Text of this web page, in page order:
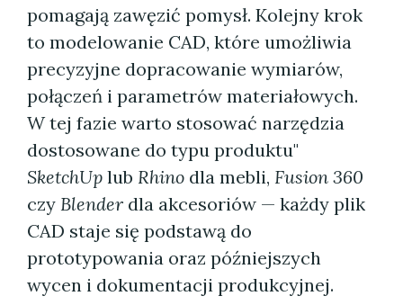
pomagają zawęzić pomysł. Kolejny krok
to modelowanie CAD, które umożliwia
precyzyjne dopracowanie wymiarów,
połączeń i parametrów materiałowych.
W tej fazie warto stosować narzędzia
dostosowane do typu produktu"
SketchUp lub Rhino dla mebli, Fusion 360
czy Blender dla akcesoriów — każdy plik
CAD staje się podstawą do
prototypowania oraz późniejszych
wycen i dokumentacji produkcyjnej.